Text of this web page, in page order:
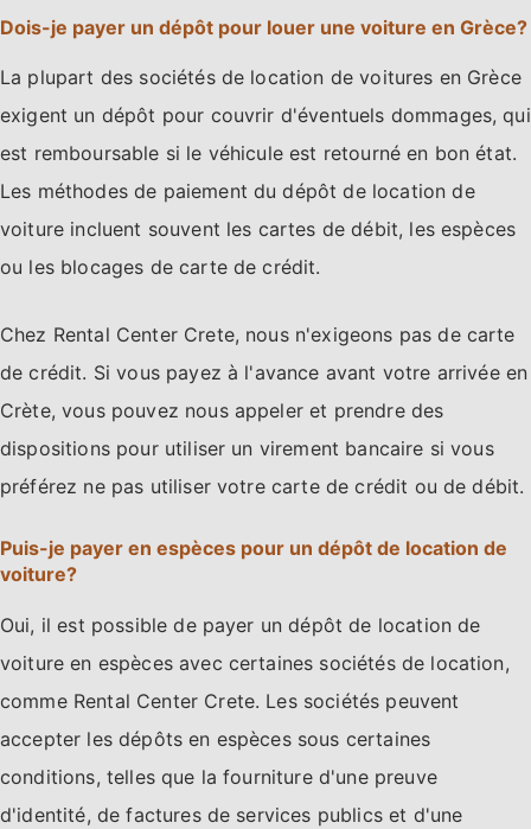
Dois-je payer un dépôt pour louer une voiture en Grèce?
La plupart des sociétés de location de voitures en Grèce
exigent un dépôt pour couvrir d'éventuels dommages, qui
est remboursable si le véhicule est retourné en bon état.
Les méthodes de paiement du dépôt de location de
voiture incluent souvent les cartes de débit, les espèces
ou les blocages de carte de crédit.
Chez Rental Center Crete, nous n'exigeons pas de carte
de crédit. Si vous payez à l'avance avant votre arrivée en
Crète, vous pouvez nous appeler et prendre des
dispositions pour utiliser un virement bancaire si vous
préférez ne pas utiliser votre carte de crédit ou de débit.
Puis-je payer en espèces pour un dépôt de location de
voiture?
Oui, il est possible de payer un dépôt de location de
voiture en espèces avec certaines sociétés de location,
comme Rental Center Crete. Les sociétés peuvent
accepter les dépôts en espèces sous certaines
conditions, telles que la fourniture d'une preuve
d'identité, de factures de services publics et d'une